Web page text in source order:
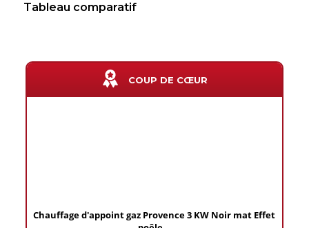
Tableau comparatif
COUP DE CŒUR
Chauffage d'appoint gaz Provence 3 KW Noir mat Effet